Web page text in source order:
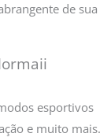
de sua
esportivos
e muito mais.